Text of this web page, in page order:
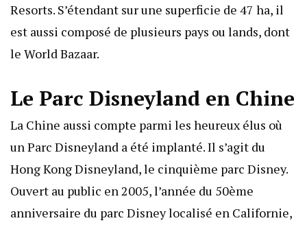
Resorts. S’étendant sur une superficie de 47 ha, il
est aussi composé de plusieurs pays ou lands, dont
le World Bazaar.
Le Parc Disneyland en Chine
La Chine aussi compte parmi les heureux élus où
un Parc Disneyland a été implanté. Il s’agit du
Hong Kong Disneyland, le cinquième parc Disney.
Ouvert au public en 2005, l’année du 50ème
anniversaire du parc Disney localisé en Californie,